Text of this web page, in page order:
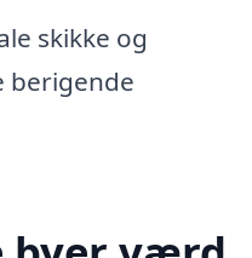
skikke og
berigende